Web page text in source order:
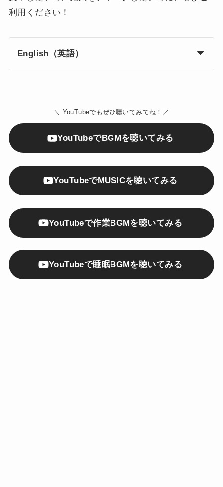
利用ください！
English（英語）
＼ YouTubeでもぜひ聴いてみてね！／
YouTubeでBGMを聴いてみる
YouTubeでMUSICを聴いてみる
YouTubeで作業BGMを聴いてみる
YouTubeで睡眠BGMを聴いてみる